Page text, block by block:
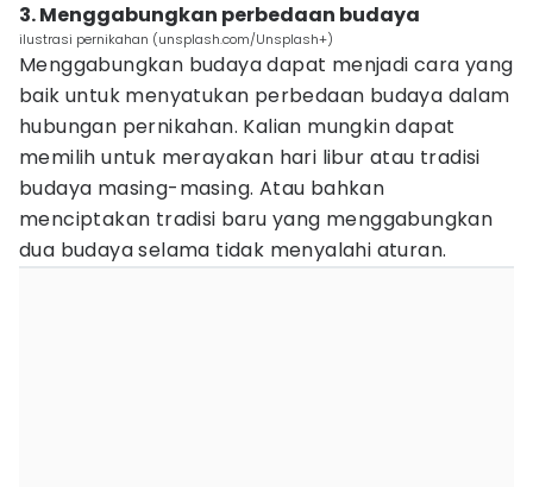
3. Menggabungkan perbedaan budaya
ilustrasi pernikahan (unsplash.com/Unsplash+)
Menggabungkan budaya dapat menjadi cara yang
baik untuk menyatukan perbedaan budaya dalam
hubungan pernikahan. Kalian mungkin dapat
memilih untuk merayakan hari libur atau tradisi
budaya masing-masing. Atau bahkan
menciptakan tradisi baru yang menggabungkan
dua budaya selama tidak menyalahi aturan.